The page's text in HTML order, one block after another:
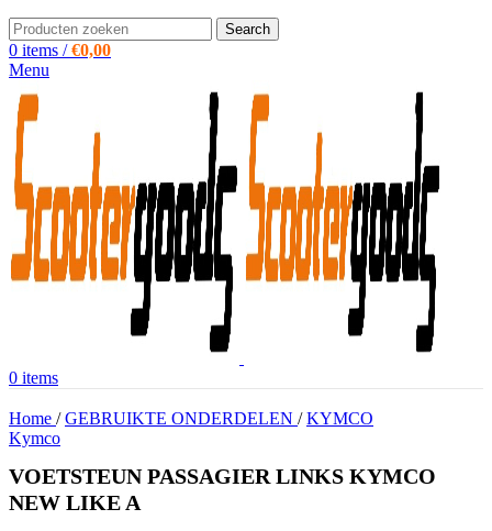
Search
0 items / €0,00
Menu
0 items
Home / GEBRUIKTE ONDERDELEN / KYMCO
Kymco
VOETSTEUN PASSAGIER LINKS KYMCO
NEW LIKE A